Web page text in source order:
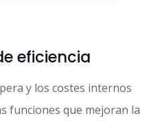
eficiencia
y los costes internos
funciones que mejoran la